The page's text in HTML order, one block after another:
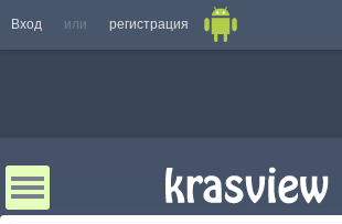
Вход или регистрация